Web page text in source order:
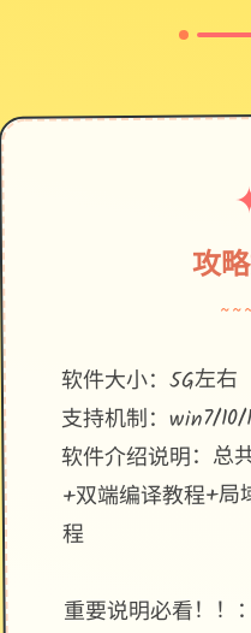
攻
软件大小：5G左右
支持机制：win7/
软件介绍说明：总
+双端编译教程+局
程
重要说明必看！！：